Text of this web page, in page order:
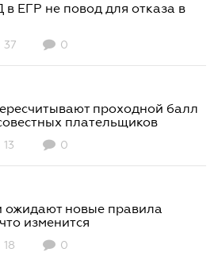
ЕГР не повод для отказа в
37 0
проходной балл
плательщиков
13 0
ожидают новые правила
изменится
18 0